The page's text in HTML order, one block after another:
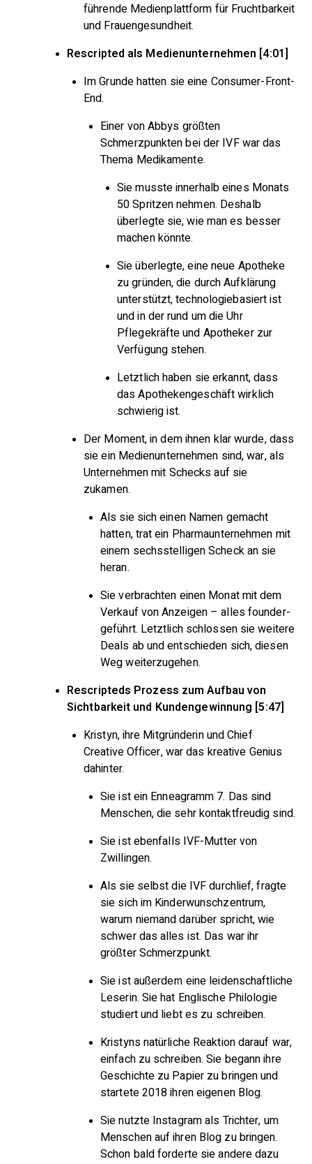
führende Medienplattform für Fruchtbarkeit
und Frauengesundheit.
Rescripted als Medienunternehmen [4:01]
Im Grunde hatten sie eine Consumer-Front-
End.
Einer von Abbys größten
Schmerzpunkten bei der IVF war das
Thema Medikamente.
Sie musste innerhalb eines Monats
50 Spritzen nehmen. Deshalb
überlegte sie, wie man es besser
machen könnte.
Sie überlegte, eine neue Apotheke
zu gründen, die durch Aufklärung
unterstützt, technologiebasiert ist
und in der rund um die Uhr
Pflegekräfte und Apotheker zur
Verfügung stehen.
Letztlich haben sie erkannt, dass
das Apothekengeschäft wirklich
schwierig ist.
Der Moment, in dem ihnen klar wurde, dass
sie ein Medienunternehmen sind, war, als
Unternehmen mit Schecks auf sie
zukamen.
Als sie sich einen Namen gemacht
hatten, trat ein Pharmaunternehmen mit
einem sechsstelligen Scheck an sie
heran.
Sie verbrachten einen Monat mit dem
Verkauf von Anzeigen – alles founder-
geführt. Letztlich schlossen sie weitere
Deals ab und entschieden sich, diesen
Weg weiterzugehen.
Rescripteds Prozess zum Aufbau von
Sichtbarkeit und Kundengewinnung [5:47]
Kristyn, ihre Mitgründerin und Chief
Creative Officer, war das kreative Genius
dahinter.
Sie ist ein Enneagramm 7. Das sind
Menschen, die sehr kontaktfreudig sind.
Sie ist ebenfalls IVF-Mutter von
Zwillingen.
Als sie selbst die IVF durchlief, fragte
sie sich im Kinderwunschzentrum,
warum niemand darüber spricht, wie
schwer das alles ist. Das war ihr
größter Schmerzpunkt.
Sie ist außerdem eine leidenschaftliche
Leserin. Sie hat Englische Philologie
studiert und liebt es zu schreiben.
Kristyns natürliche Reaktion darauf war,
einfach zu schreiben. Sie begann ihre
Geschichte zu Papier zu bringen und
startete 2018 ihren eigenen Blog.
Sie nutzte Instagram als Trichter, um
Menschen auf ihren Blog zu bringen.
Schon bald forderte sie andere dazu